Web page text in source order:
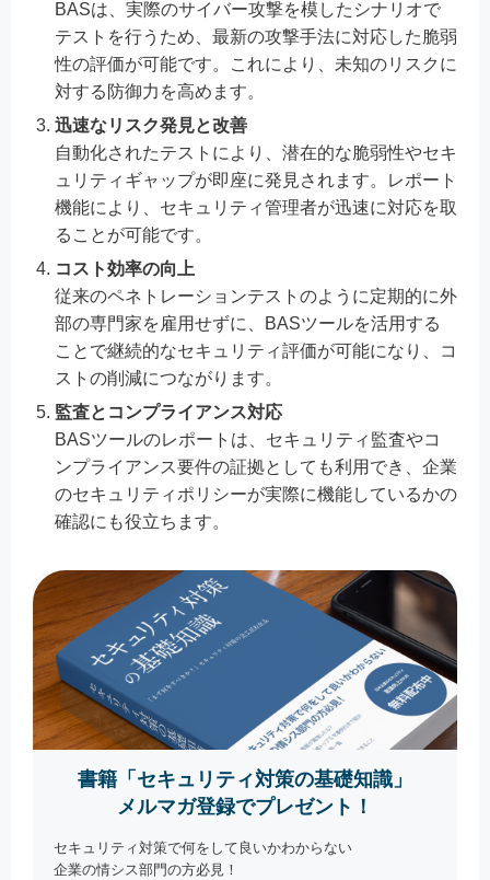
BASは、実際のサイバー攻撃を模したシナリオで
テストを行うため、最新の攻撃手法に対応した脆弱
性の評価が可能です。これにより、未知のリスクに
対する防御力を高めます。
迅速なリスク発見と改善
自動化されたテストにより、潜在的な脆弱性やセキ
ュリティギャップが即座に発見されます。レポート
機能により、セキュリティ管理者が迅速に対応を取
ることが可能です。
コスト効率の向上
従来のペネトレーションテストのように定期的に外
部の専門家を雇用せずに、BASツールを活用する
ことで継続的なセキュリティ評価が可能になり、コ
ストの削減につながります。
監査とコンプライアンス対応
BASツールのレポートは、セキュリティ監査やコ
ンプライアンス要件の証拠としても利用でき、企業
のセキュリティポリシーが実際に機能しているかの
確認にも役立ちます。
書籍「セキュリティ対策の基礎知識」
メルマガ登録でプレゼント！
セキュリティ対策で何をして良いかわからない
企業の情シス部門の方必見！